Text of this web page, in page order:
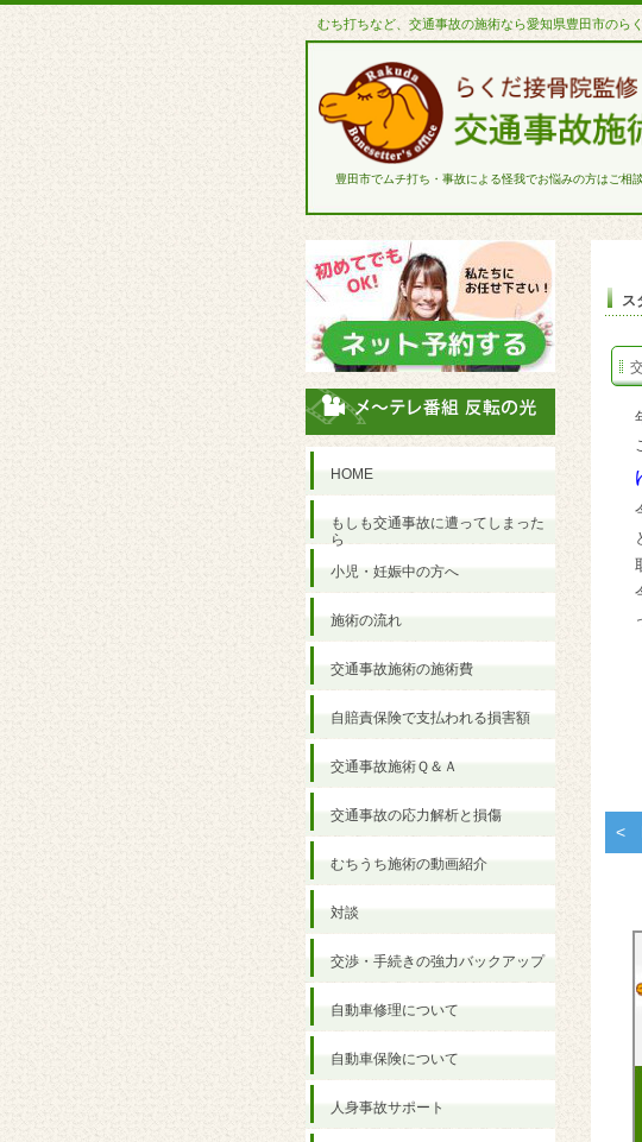
むち打ちなど、交通事故の施術なら愛知県豊田市のら
豊田市でムチ打ち・事故による怪我でお悩みの方はご相
ス
HOME
もしも交通事故に遭ってしまった
ら
小児・妊娠中の方へ
施術の流れ
交通事故施術の施術費
自賠責保険で支払われる損害額
交通事故施術Ｑ＆Ａ
交通事故の応力解析と損傷
むちうち施術の動画紹介
対談
交渉・手続きの強力バックアップ
自動車修理について
自動車保険について
人身事故サポート